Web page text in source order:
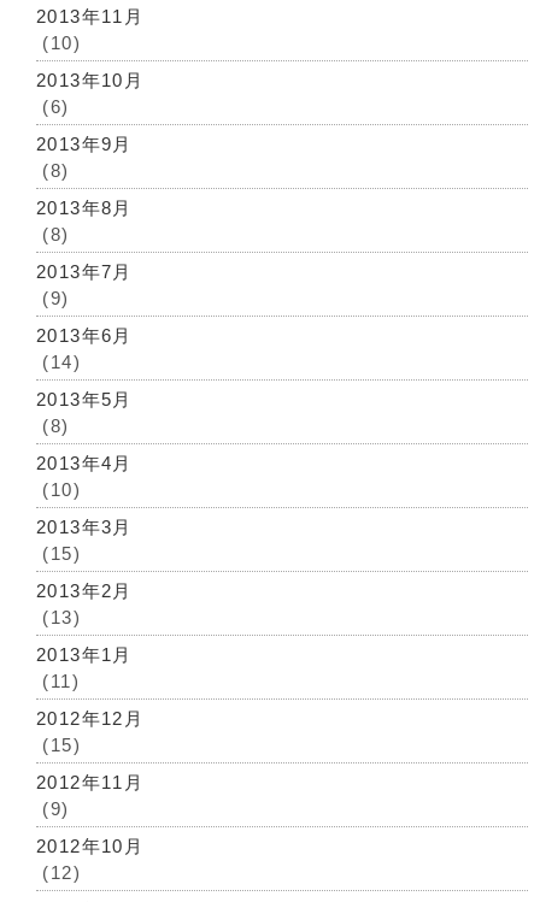
2013年11月
(10)
2013年10月
(6)
2013年9月
(8)
2013年8月
(8)
2013年7月
(9)
2013年6月
(14)
2013年5月
(8)
2013年4月
(10)
2013年3月
(15)
2013年2月
(13)
2013年1月
(11)
2012年12月
(15)
2012年11月
(9)
2012年10月
(12)